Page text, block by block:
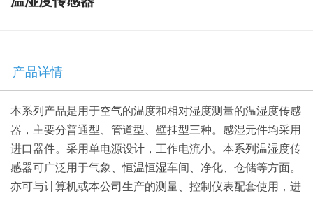
产品详情
本系列产品是用于空气的温度和相对湿度测量的温湿度传感
器，主要分普通型、管道型、壁挂型三种。感湿元件均采用
进口器件。采用单电源设计，工作电流小。本系列温湿度传
感器可广泛用于气象、恒温恒湿车间、净化、仓储等方面。
亦可与计算机或本公司生产的测量、控制仪表配套使用，进